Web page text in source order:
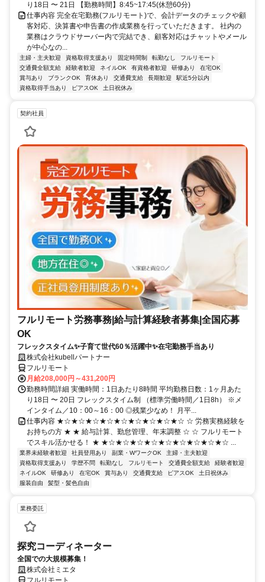
り18日 〜 21日 【勤務時間】8:45~17:45(休憩60分)
仕事内容 完全在宅勤務(フルリモート)で、会計データのチェックや顧
客対応、決算書や申告書の作成業務を行っていただきます。 社内の
業務はクラウドサーバー内で完結でき、顧客対応はチャットやメール
が中心なの...
主婦・主夫歓迎 資格取得支援あり 固定時間制 転勤なし
フルリモート
交通費全額支給
経験者歓迎 ネイルOK 有資格者歓迎 研修あり
在宅OK
賞与あり
ブランクOK 育休あり 交通費支給 長期歓迎
駅近5分以内
資格取得手当あり
ピアスOK 土日祝休み
契約社員
フルリモート労務事務|給与計算経験者募集|全国応募
OK
フレックスタイム✨子育て世代60％活躍中✨在宅勤務手当あり
株式会社kubellパートナー
フルリモート
月給208,000円～431,200円
勤務時間詳細 実働時間：1日あたり8時間 平均勤務日数：1ヶ月あた
り18日 〜 20日 フレックスタイム制 （標準労働時間／1日8h） ※メ
インタイム／10：00～16：00 ◎残業少なめ！ 月平...
仕事内容 ★☆★☆★☆★☆★☆★☆★☆★☆★☆ ☆ 労務実務経験を
お持ちの方 ★ ★ 給与計算、勤怠管理、年末調整 ☆ ☆ フルリモート
でスキル活かせる！ ★ ★☆★☆★☆★☆★☆★☆★☆★☆★☆ ...
業界未経験者歓迎 社員登用あり 副業・WワークOK
主婦・主夫歓迎
資格取得支援あり
学歴不問 転勤なし フルリモート 交通費全額支給
経験者歓迎
ネイルOK
研修あり 在宅OK 賞与あり 交通費支給 ピアスOK
土日祝休み
服装自由
髪型・髪色自由
業務委託
探究コーディネーター
全国での大規模募集！
株式会社ミエタ
フルリモート